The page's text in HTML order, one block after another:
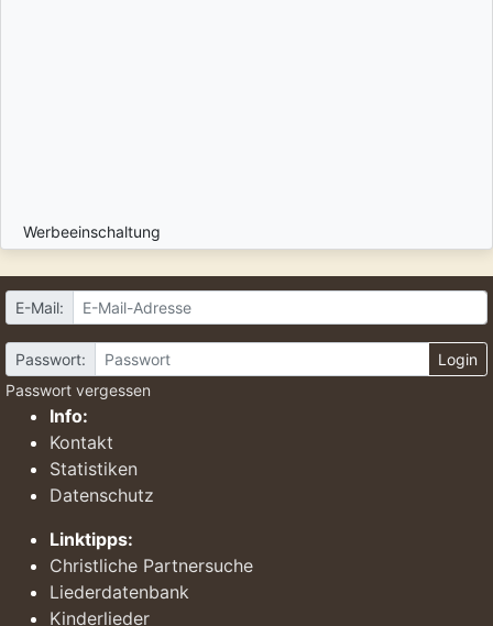
Werbeeinschaltung
E-Mail:
Passwort:
Login
Passwort vergessen
Info:
Kontakt
Statistiken
Datenschutz
Linktipps:
Christliche Partnersuche
Liederdatenbank
Kinderlieder